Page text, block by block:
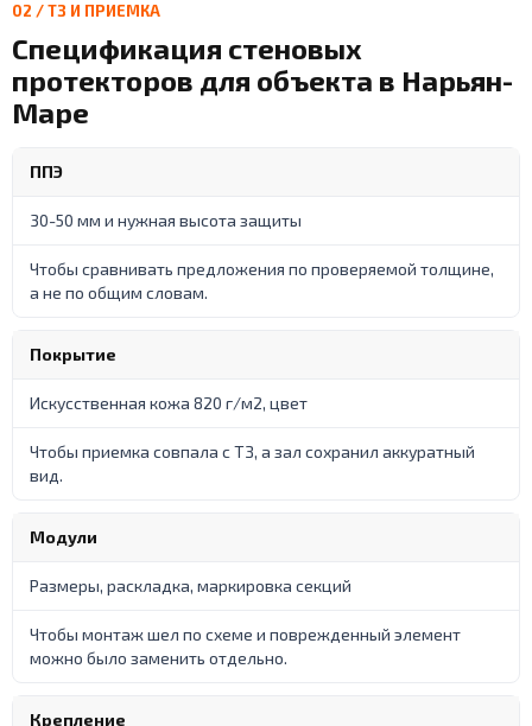
02 / ТЗ И ПРИЕМКА
Спецификация стеновых
протекторов для объекта в Нарьян-
Маре
ППЭ
30-50 мм и нужная высота защиты
Чтобы сравнивать предложения по проверяемой толщине,
а не по общим словам.
Покрытие
Искусственная кожа 820 г/м2, цвет
Чтобы приемка совпала с ТЗ, а зал сохранил аккуратный
вид.
Модули
Размеры, раскладка, маркировка секций
Чтобы монтаж шел по схеме и поврежденный элемент
можно было заменить отдельно.
Крепление